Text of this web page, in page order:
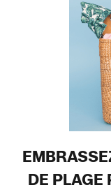
DE PLAGE